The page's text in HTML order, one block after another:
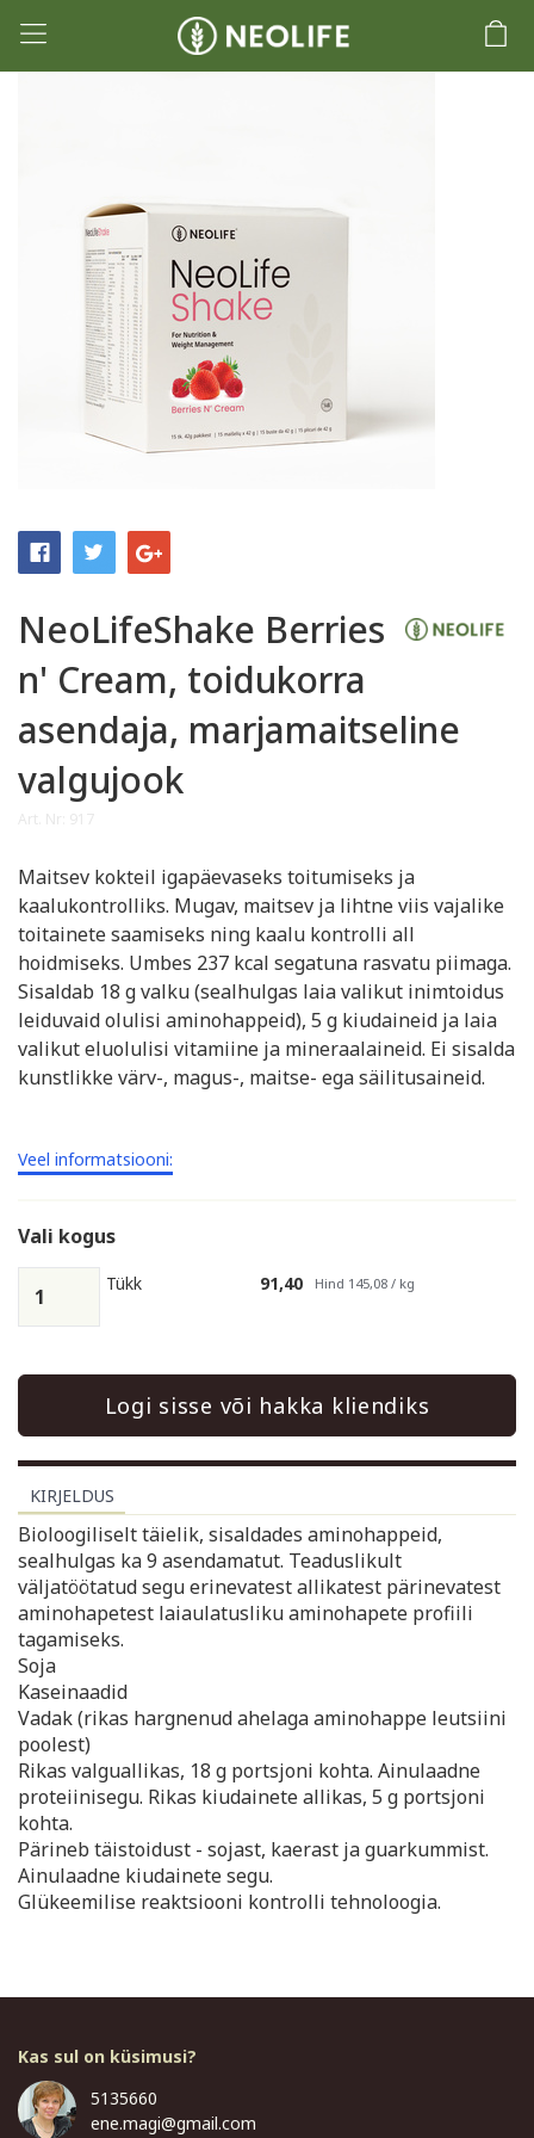
NeoLifeShake Berries
n' Cream, toidukorra
asendaja, marjamaitseline
valgujook
Maitsev kokteil igapäevaseks toitumiseks ja
kaalukontrolliks. Mugav, maitsev ja lihtne viis vajalike
toitainete saamiseks ning kaalu kontrolli all
hoidmiseks. Umbes 237 kcal segatuna rasvatu piimaga.
Sisaldab 18 g valku (sealhulgas laia valikut inimtoidus
leiduvaid olulisi aminohappeid), 5 g kiudaineid ja laia
valikut eluolulisi vitamiine ja mineraalaineid. Ei sisalda
kunstlikke värv-, magus-, maitse- ega säilitusaineid.
Veel informatsiooni:
Vali kogus
Tükk 91,40 Hind 145,08 / kg
Logi sisse või hakka kliendiks
KIRJELDUS
Bioloogiliselt täielik, sisaldades aminohappeid,
sealhulgas ka 9 asendamatut. Teaduslikult
väljatöötatud segu erinevatest allikatest pärinevatest
aminohapetest laiaulatusliku aminohapete profiili
tagamiseks.
Soja
Kaseinaadid
Vadak (rikas hargnenud ahelaga aminohappe leutsiini
poolest)
Rikas valguallikas, 18 g portsjoni kohta. Ainulaadne
proteiinisegu. Rikas kiudainete allikas, 5 g portsjoni
kohta.
Pärineb täistoidust - sojast, kaerast ja guarkummist.
Ainulaadne kiudainete segu.
Glükeemilise reaktsiooni kontrolli tehnoloogia.
Kas sul on küsimusi?
5135660
ene.magi@gmail.com